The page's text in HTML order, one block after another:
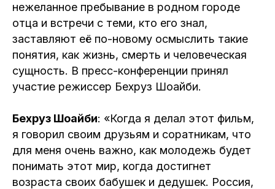
нежеланное пребывание в родном городе
отца и встречи с теми, кто его знал,
заставляют её по-новому осмыслить такие
понятия, как жизнь, смерть и человеческая
сущность. В пресс-конференции принял
участие режиссер Бехруз Шоайби.
Бехруз Шоайби: «Когда я делал этот фильм,
я говорил своим друзьям и соратникам, что
для меня очень важно, как молодежь будет
понимать этот мир, когда достигнет
возраста своих бабушек и дедушек. Россия,